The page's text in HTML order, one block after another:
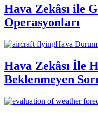
Hava Zekâsı ile
Operasyonları
Hava
Hava Zekâsı İle
Beklenmeyen